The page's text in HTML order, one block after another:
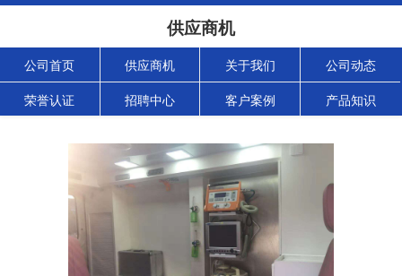
供应商机
公司首页 供应商机 关于我们 公司动态
荣誉认证 招聘中心 客户案例 产品知识